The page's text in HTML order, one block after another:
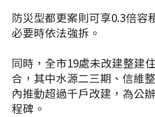
防災型都更案則可享0.3倍容
必要時依法強拆。
同時，全市19處未改建整建
合，其中水源二三期、信維
內推動超過千戶改建，為公
程碑。